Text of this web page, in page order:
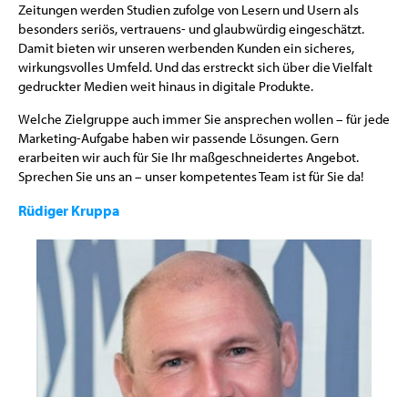
Zeitungen werden Studien zufolge von Lesern und Usern als
besonders seriös, vertrauens- und glaubwürdig eingeschätzt.
Damit bieten wir unseren werbenden Kunden ein sicheres,
wirkungsvolles Umfeld. Und das erstreckt sich über die Vielfalt
gedruckter Medien weit hinaus in digitale Produkte.
Welche Zielgruppe auch immer Sie ansprechen wollen – für jede
Marketing-Aufgabe haben wir passende Lösungen. Gern
erarbeiten wir auch für Sie Ihr maßgeschneidertes Angebot.
Sprechen Sie uns an – unser kompetentes Team ist für Sie da!
Rüdiger Kruppa